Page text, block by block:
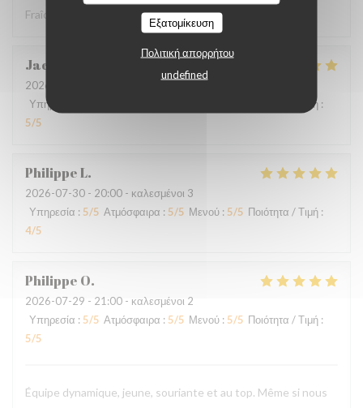
Εξατομίκευση
Πολιτική απορρήτου
undefined
Fraîcheur des produits
Jacques
2026-07-31
Υπηρεσία
Ποιότητα / Τιμή :
5/5
PhilippeL
2026-07-30 - 20:00 - καλεσμένοι 3
Υπηρεσία : 5/5 Ατμόσφαιρα : 5/5 Μενού : 5/5 Ποιότητα / Τιμή :
4/5
Philippe O
2026-07-29 - 21:00 - καλεσμένοι 2
Υπηρεσία : 5/5 Ατμόσφαιρα : 5/5 Μενού : 5/5 Ποιότητα / Τιμή :
5/5
Équipe dynamique, jeune, souriante et au top. Même si nous